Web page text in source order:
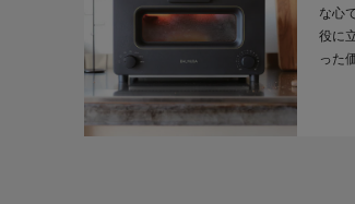
な心
役に
った
き